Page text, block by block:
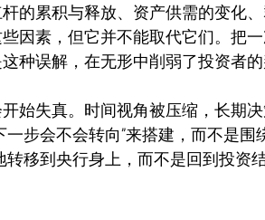
的累积与释放、资产供需的变化
因素，但它并不能取代它们。把
种误解，在无形中削弱了投资者的
始失真。时间视角被压缩，长期
步会不会转向”来搭建，而不是围
移到央行身上，而不是回到投资